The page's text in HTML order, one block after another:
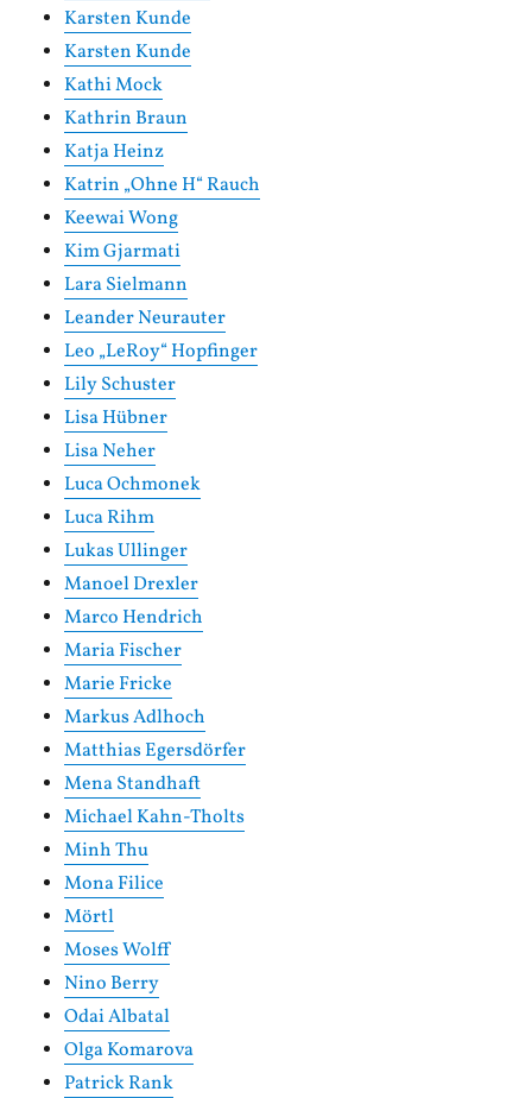
Karsten Kunde
Karsten Kunde
Kathi Mock
Kathrin Braun
Katja Heinz
Katrin „Ohne H“ Rauch
Keewai Wong
Kim Gjarmati
Lara Sielmann
Leander Neurauter
Leo „LeRoy“ Hopfinger
Lily Schuster
Lisa Hübner
Lisa Neher
Luca Ochmonek
Luca Rihm
Lukas Ullinger
Manoel Drexler
Marco Hendrich
Maria Fischer
Marie Fricke
Markus Adlhoch
Matthias Egersdörfer
Mena Standhaft
Michael Kahn-Tholts
Minh Thu
Mona Filice
Mörtl
Moses Wolff
Nino Berry
Odai Albatal
Olga Komarova
Patrick Rank